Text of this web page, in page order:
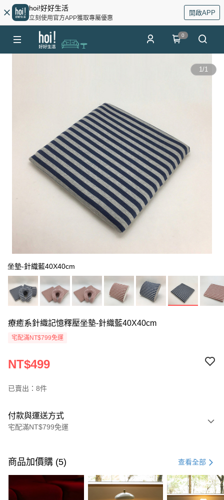
hoi!好好生活
立刻使用官方APP獲取專屬優惠
開啟APP
0
1/1
坐墊-針織藍40X40cm
療癒系針織記憶釋壓坐墊-針織藍40X40cm
宅配滿NT$799免運
NT$499
已賣出：8件
付款與運送方式
宅配滿NT$799免運
信用卡一次付款
信用卡分期付款
3 期 0 利率 每期 21家銀行
商品加價購 (5) 查看全部